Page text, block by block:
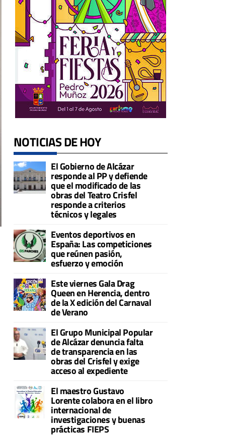
NOTICIAS DE HOY
El Gobierno de Alcázar
responde al PP y defiende
que el modificado de las
obras del Teatro Crisfel
responde a criterios
técnicos y legales
Eventos deportivos en
España: Las competiciones
que reúnen pasión,
esfuerzo y emoción
Este viernes Gala Drag
Queen en Herencia, dentro
de la X edición del Carnaval
de Verano
El Grupo Municipal Popular
de Alcázar denuncia falta
de transparencia en las
obras del Crisfel y exige
acceso al expediente
El maestro Gustavo
Lorente colabora en el libro
internacional de
investigaciones y buenas
prácticas FIEPS